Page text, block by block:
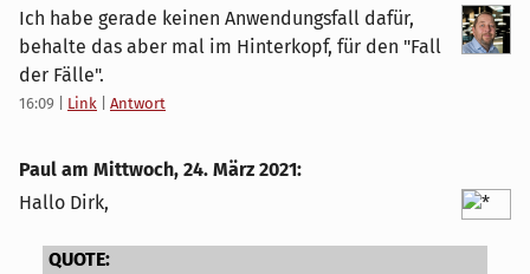
Ich habe gerade keinen Anwendungsfall dafür,
behalte das aber mal im Hinterkopf, für den "Fall
der Fälle".
16:09 Link Antwort
Paul am Mittwoch, 24. März 2021:
Hallo Dirk,
QUOTE: